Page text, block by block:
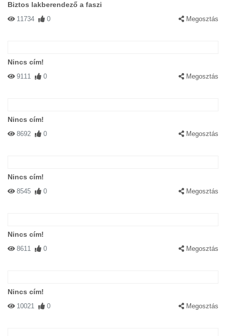
Biztos lakberendező a faszi
11734 0 Megosztás
Nincs cím!
9111 0 Megosztás
Nincs cím!
8692 0 Megosztás
Nincs cím!
8545 0 Megosztás
Nincs cím!
8611 0 Megosztás
Nincs cím!
10021 0 Megosztás